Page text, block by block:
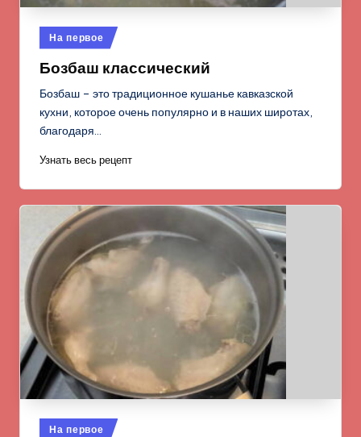
Опубликовано
в
На первое
Бозбаш классический
Бозбаш – это традиционное кушанье кавказской
кухни, которое очень популярно и в наших широтах,
благодаря…
Узнать весь рецепт
Опубликовано
На первое